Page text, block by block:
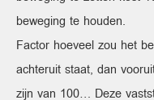
beweging te houden.
Factor hoeveel zou het
achteruit staat, dan
zijn van 100… Deze